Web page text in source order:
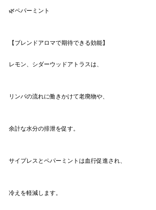
🌿ペパーミント
【ブレンドアロマで期待できる効能】
レモン、シダーウッドアトラスは、
リンパの流れに働きかけて老廃物や、
余計な水分の排泄を促す。
サイプレスとペパーミントは血行促進され、
冷えを軽減します。